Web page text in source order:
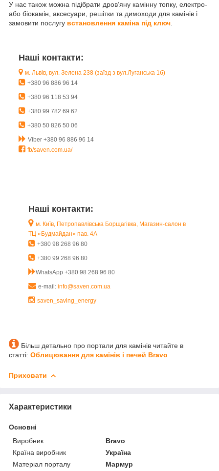
У нас також можна підібрати дров’яну камінну топку, електро-
або біокамін, аксесуари, решітки та димоходи для камінів і
замовити послугу встановлення каміна під ключ
Наші контакти:
м. Львів, вул. Зелена 238 (заїзд з вул.Луганська 1б)
+380 96 886 96 14
+380 96 118 53 94
+380 99 782 69 62
+380 50 826 50 06
Viber +380 96 886 96 14
fb/saven.com.ua/
Наші контакти:
м. Київ, Петропавлівська Борщагівка, Магазин-салон в
ТЦ «Будмайдан» пав. 4А
+380 98 268 96 80
+380 99 268 96 80
WhatsApp +380 98 268 96 80
e-mail: info@saven.com.ua
saven_saving_energy
Більш детально про портали для камінів читайте в
статті: Облицювання для камінів і печей Bravo
Приховати
Характеристики
Основні
Виробник
Bravo
Країна виробник
Україна
Матеріал порталу
Мармур